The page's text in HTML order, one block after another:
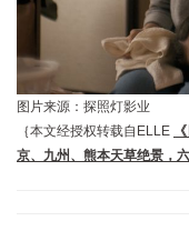
图片来源：探照灯影业
｛本文经授权转载自ELLE
京、九州、熊本天草绝景，